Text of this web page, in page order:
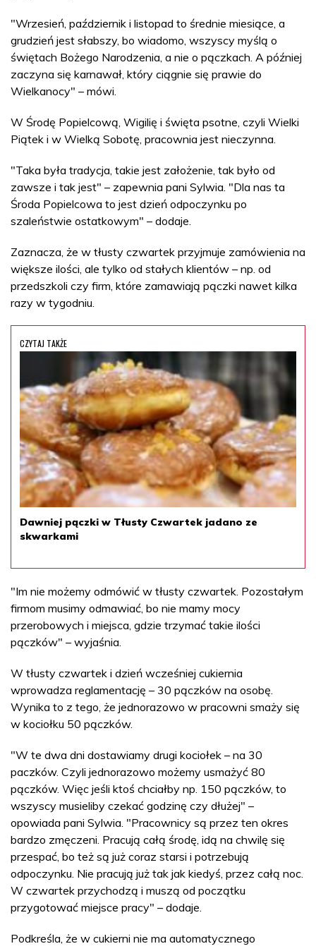
"Wrzesień, październik i listopad to średnie miesiące, a
grudzień jest słabszy, bo wiadomo, wszyscy myślą o
świętach Bożego Narodzenia, a nie o pączkach. A później
zaczyna się karnawał, który ciągnie się prawie do
Wielkanocy" – mówi.
W Środę Popielcową, Wigilię i święta psotne, czyli Wielki
Piątek i w Wielką Sobotę, pracownia jest nieczynna.
"Taka była tradycja, takie jest założenie, tak było od
zawsze i tak jest" – zapewnia pani Sylwia. "Dla nas ta
Środa Popielcowa to jest dzień odpoczynku po
szaleństwie ostatkowym" – dodaje.
Zaznacza, że w tłusty czwartek przyjmuje zamówienia na
większe ilości, ale tylko od stałych klientów – np. od
przedszkoli czy firm, które zamawiają pączki nawet kilka
razy w tygodniu.
CZYTAJ TAKŻE
Dawniej pączki w Tłusty Czwartek jadano ze
skwarkami
"Im nie możemy odmówić w tłusty czwartek. Pozostałym
firmom musimy odmawiać, bo nie mamy mocy
przerobowych i miejsca, gdzie trzymać takie ilości
pączków" – wyjaśnia.
W tłusty czwartek i dzień wcześniej cukiernia
wprowadza reglamentację – 30 pączków na osobę.
Wynika to z tego, że jednorazowo w pracowni smaży się
w kociołku 50 pączków.
"W te dwa dni dostawiamy drugi kociołek – na 30
paczków. Czyli jednorazowo możemy usmażyć 80
pączków. Więc jeśli ktoś chciałby np. 150 pączków, to
wszyscy musieliby czekać godzinę czy dłużej" –
opowiada pani Sylwia. "Pracownicy są przez ten okres
bardzo zmęczeni. Pracują całą środę, idą na chwilę się
przespać, bo też są już coraz starsi i potrzebują
odpoczynku. Nie pracują już tak jak kiedyś, przez całą noc.
W czwartek przychodzą i muszą od początku
przygotować miejsce pracy" – dodaje.
Podkreśla, że w cukierni nie ma automatycznego